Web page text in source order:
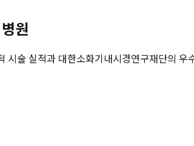
원
술 실적과 대한소화기내시경연구재단의 우